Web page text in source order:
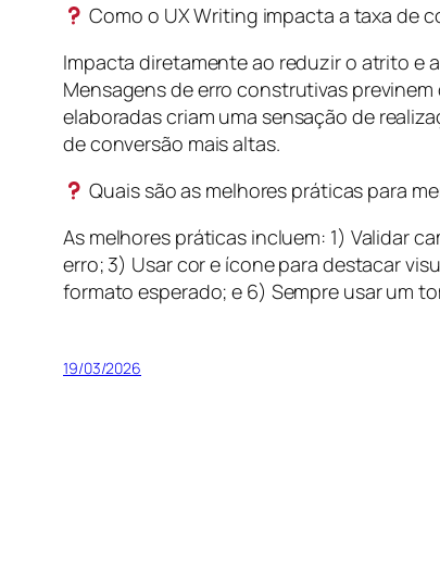
Como o UX Writing impacta a taxa de
Impacta diretamente ao reduzir o atrito e
Mensagens de erro construtivas
elaboradas criam uma sensação de
de conversão mais altas.
Quais são as melhores práticas para
As melhores práticas incluem: 1) Validar
erro; 3) Usar cor e ícone para destacar
formato esperado; e 6) Sempre usar um
19/03/2026